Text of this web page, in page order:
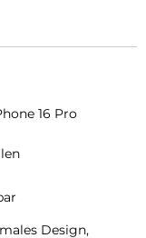
16 Pro
Design,